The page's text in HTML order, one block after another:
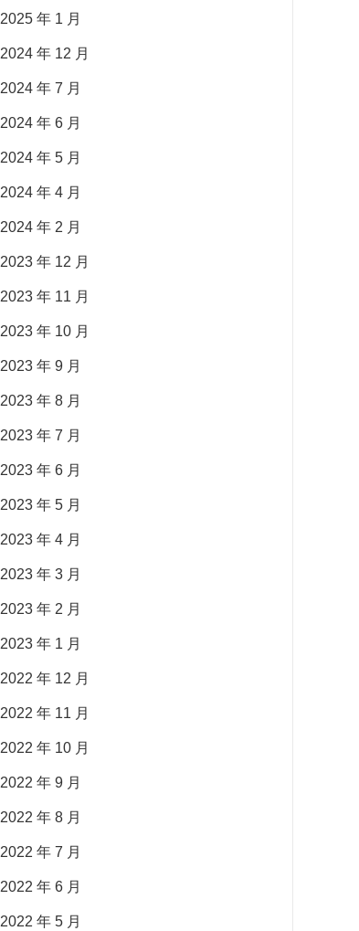
2025 年 1 月
2024 年 12 月
2024 年 7 月
2024 年 6 月
2024 年 5 月
2024 年 4 月
2024 年 2 月
2023 年 12 月
2023 年 11 月
2023 年 10 月
2023 年 9 月
2023 年 8 月
2023 年 7 月
2023 年 6 月
2023 年 5 月
2023 年 4 月
2023 年 3 月
2023 年 2 月
2023 年 1 月
2022 年 12 月
2022 年 11 月
2022 年 10 月
2022 年 9 月
2022 年 8 月
2022 年 7 月
2022 年 6 月
2022 年 5 月